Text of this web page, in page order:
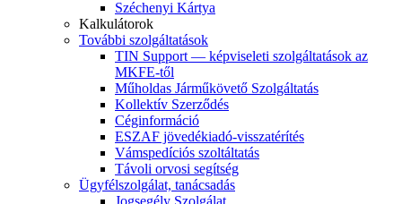
Széchenyi Kártya
Kalkulátorok
További szolgáltatások
TIN Support — képviseleti szolgáltatások az
MKFE-től
Műholdas Járműkövető Szolgáltatás
Kollektív Szerződés
Céginformáció
ESZAF jövedékiadó-visszatérítés
Vámspedíciós szoltáltatás
Távoli orvosi segítség
Ügyfélszolgálat, tanácsadás
Jogsegély Szolgálat